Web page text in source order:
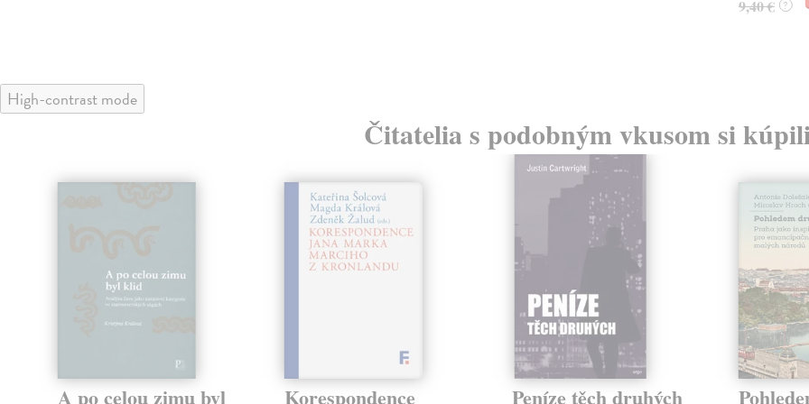
9,40 € ?
High-contrast mode
Čitatelia s podobným vkusom si
A po celou zimu byl Korespondence Peníze těch druhých